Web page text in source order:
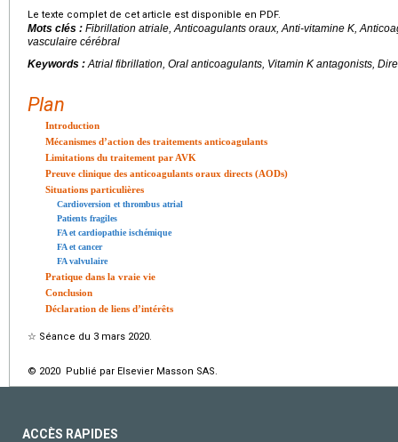
Le texte complet de cet article est disponible en PDF.
Mots clés : Fibrillation atriale, Anticoagulants oraux, Anti-vitamine K,
vasculaire cérébral
Keywords : Atrial fibrillation, Oral anticoagulants, Vitamin K antagonists,
Plan
Introduction
Mécanismes d’action des traitements anticoagulants
Limitations du traitement par AVK
Preuve clinique des anticoagulants oraux directs (AODs)
Situations particulières
Cardioversion et thrombus atrial
Patients fragiles
FA et cardiopathie ischémique
FA et cancer
FA valvulaire
Pratique dans la vraie vie
Conclusion
Déclaration de liens d’intérêts
☆ Séance du 3 mars 2020.
© 2020 Publié par Elsevier Masson SAS.
ACCÈS RAPIDES